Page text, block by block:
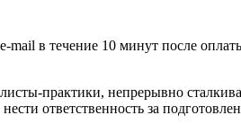
в течение 10 минут после
практики, непрерывно
ответственность за